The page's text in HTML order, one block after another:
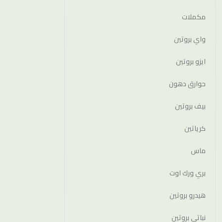
مكملات
واي بروتين
ايزو بروتين
حوارق دهون
بيف بروتين
كرياتين
ماس
بري ورك اوت
هيدرو بروتين
نباتي بروتين